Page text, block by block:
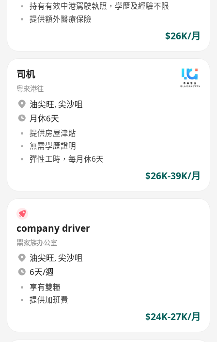
持有有效中港駕駛執照，學歷及經驗不限
提供額外醫療保險
$26K/月
司机
粵來港往
油尖旺, 尖沙咀
月休6天
提供房屋津貼
無需學歷證明
彈性工時，每月休6天
$26K-39K/月
company driver
朤家族办公室
油尖旺, 尖沙咀
6天/週
享有雙糧
提供加班費
$24K-27K/月